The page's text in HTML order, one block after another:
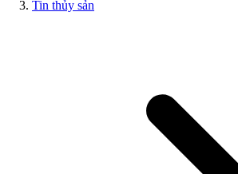
Tin thủy sản